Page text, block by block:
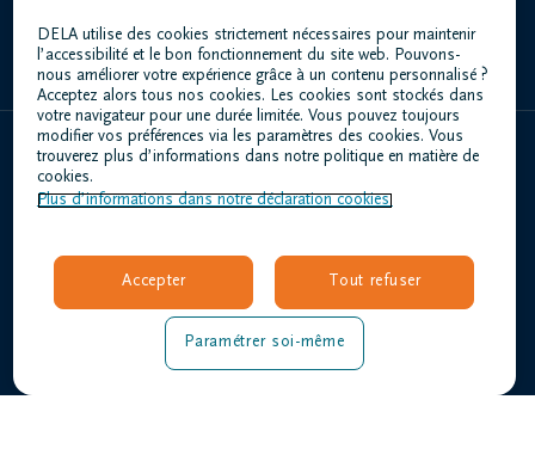
+32 4 343 76 10
À propos de nous
Organiser des funérailles
Nos centres funéraires
Questions fréquemment posées
DELA utilise des cookies strictement nécessaires pour maintenir
l’accessibilité et le bon fonctionnement du site web. Pouvons-
nous améliorer votre expérience grâce à un contenu personnalisé ?
Acceptez alors tous nos cookies. Les cookies sont stockés dans
votre navigateur pour une durée limitée. Vous pouvez toujours
modifier vos préférences via les paramètres des cookies. Vous
trouverez plus d’informations dans notre politique en matière de
cookies.
Plus d’informations dans notre déclaration cookies.
Accepter Tout refuser
Paramétrer soi-même